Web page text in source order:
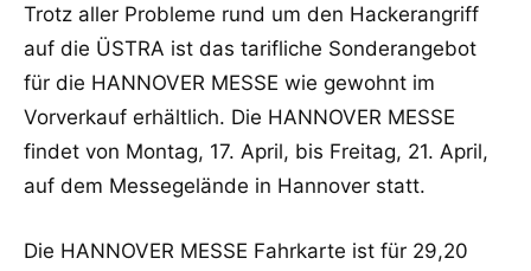
Trotz aller Probleme rund um den Hackerangriff
auf die ÜSTRA ist das tarifliche Sonderangebot
für die HANNOVER MESSE wie gewohnt im
Vorverkauf erhältlich. Die HANNOVER MESSE
findet von Montag, 17. April, bis Freitag, 21. April,
auf dem Messegelände in Hannover statt.
Die HANNOVER MESSE Fahrkarte ist für 29,20